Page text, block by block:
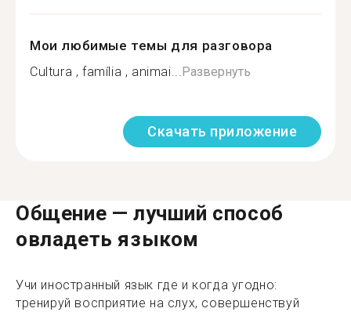
Мои любимые темы для разговора
Cultura , família , animai... Развернуть
Скачать приложение
Общение — лучший способ
овладеть языком
Учи иностранный язык где и когда угодно:
тренируй восприятие на слух, совершенствуй